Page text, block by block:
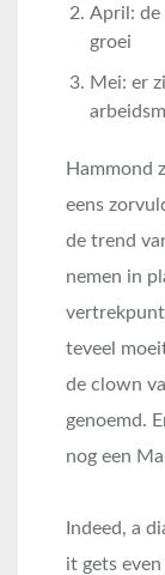
April: de
groei
Mei: er
Hammond
eens
de trend
nemen in
teveel
de clown
genoemd.
nog een
Indeed, a
it gets